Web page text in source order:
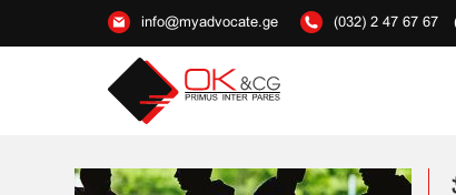
info@myadvocate.ge (032) 2 47 67 67